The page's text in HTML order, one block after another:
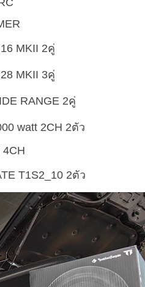
MKII 2คู่
MKII 3คู่
RANGE 2คู่
watt 2CH 2ตัว
4CH
T1S2_10 2ตัว